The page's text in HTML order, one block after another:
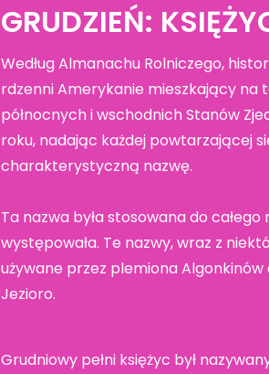
GRUDZIEŃ:
Według Almanachu Rolniczego,
rdzenni Amerykanie mieszkający na
północnych i wschodnich Stanów
roku, nadając każdej powtarzającej
charakterystyczną nazwę.
Ta nazwa była stosowana do
występowała. Te nazwy, wraz z
używane przez plemiona Algonkinów
Jezioro.
Grudniowy pełni księżyc był